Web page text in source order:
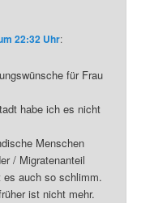
22:32 Uhr:
für Frau
habe ich es nicht
Menschen
/ Migratenanteil
auch so schlimm.
ist nicht mehr.